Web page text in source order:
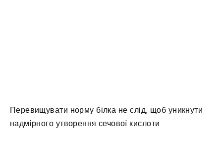
Перевищувати норму білка не слід, щоб уникнути
надмірного утворення сечової кислоти